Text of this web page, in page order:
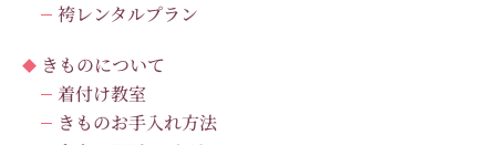
袴レンタルプラン
きものについて
着付け教室
きものお手入れ方法